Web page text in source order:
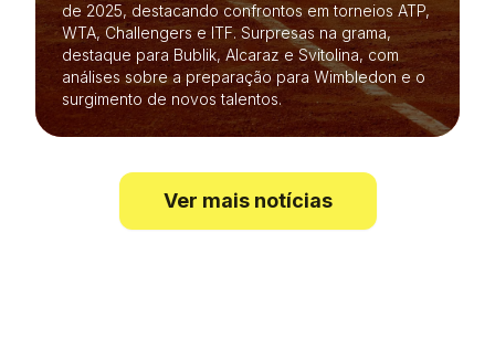
de 2025, destacando confrontos em torneios ATP,
WTA, Challengers e ITF. Surpresas na grama,
destaque para Bublik, Alcaraz e Svitolina, com
análises sobre a preparação para Wimbledon e o
surgimento de novos talentos.
Ver mais notícias